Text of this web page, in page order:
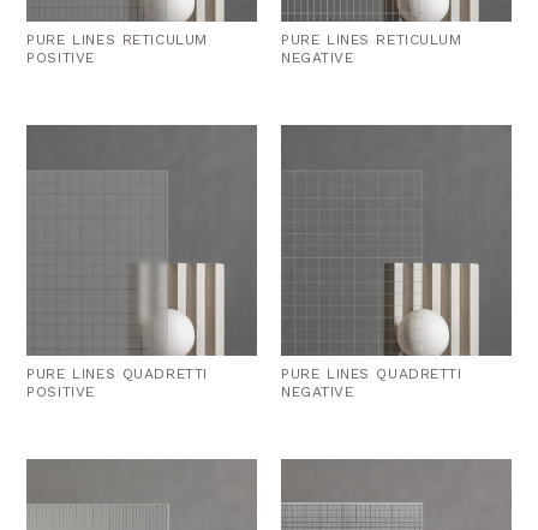
PURE LINES RETICULUM
POSITIVE
PURE LINES RETICULUM
NEGATIVE
PURE LINES QUADRETTI
POSITIVE
PURE LINES QUADRETTI
NEGATIVE